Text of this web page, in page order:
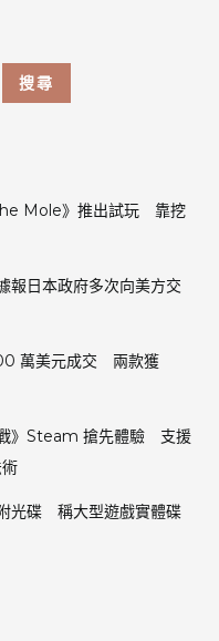
搜尋
Mole》推出試玩 靠挖
日本政府多次向美方交
萬美元成交 兩款獲
》Steam 搶先體驗 支援
光碟 稱大型遊戲實體碟